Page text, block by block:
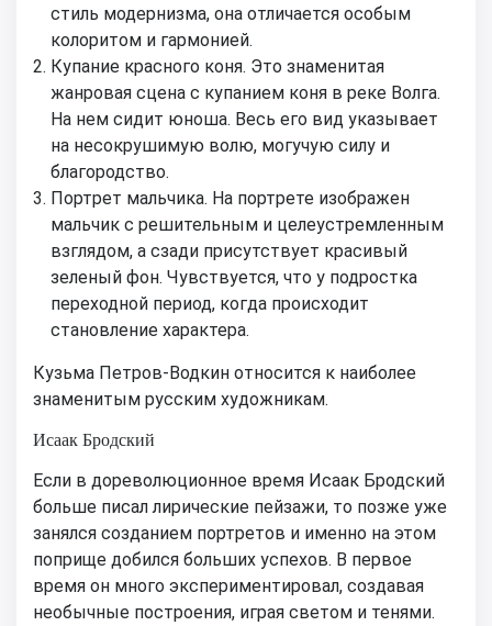
стиль модернизма, она отличается особым
колоритом и гармонией.
Купание красного коня. Это знаменитая
жанровая сцена с купанием коня в реке Волга.
На нем сидит юноша. Весь его вид указывает
на несокрушимую волю, могучую силу и
благородство.
Портрет мальчика. На портрете изображен
мальчик с решительным и целеустремленным
взглядом, а сзади присутствует красивый
зеленый фон. Чувствуется, что у подростка
переходной период, когда происходит
становление характера.
Кузьма Петров-Водкин относится к наиболее
знаменитым русским художникам.
Исаак Бродский
Если в дореволюционное время Исаак Бродский
больше писал лирические пейзажи, то позже уже
занялся созданием портретов и именно на этом
поприще добился больших успехов. В первое
время он много экспериментировал, создавая
необычные построения, играя светом и тенями.